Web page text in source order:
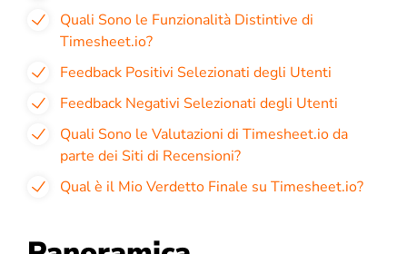
Quali Sono le Funzionalità Distintive di
Timesheet.io?
Feedback Positivi Selezionati degli Utenti
Feedback Negativi Selezionati degli Utenti
Quali Sono le Valutazioni di Timesheet.io da
parte dei Siti di Recensioni?
Qual è il Mio Verdetto Finale su Timesheet.io?